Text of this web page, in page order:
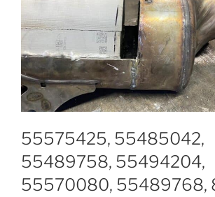
55575425, 55485042,
55489758, 55494204,
55570080, 55489768,